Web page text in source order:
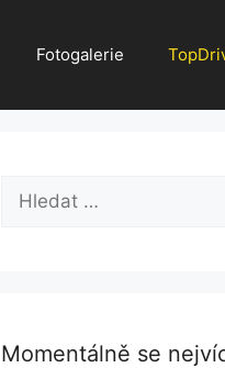
Fotogalerie
Hledat:
Momentálně se